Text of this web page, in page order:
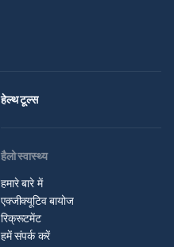
हेल्थ टूल्स
हैलो स्वास्थ्य
हमारे बारे में
एक्जीक्यूटिव बायोज
रिक्रूटमेंट
हमें संपर्क करें